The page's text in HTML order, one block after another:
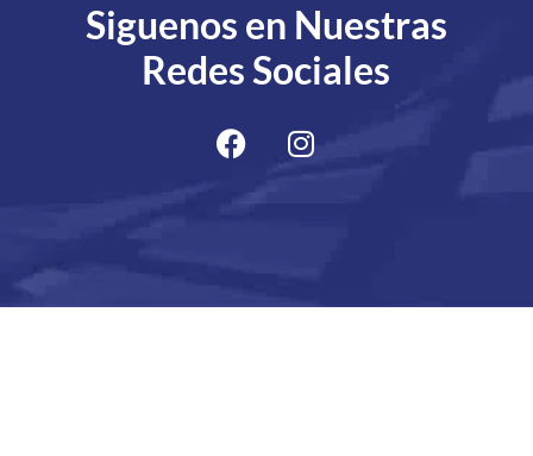
Siguenos en Nuestras
Redes Sociales